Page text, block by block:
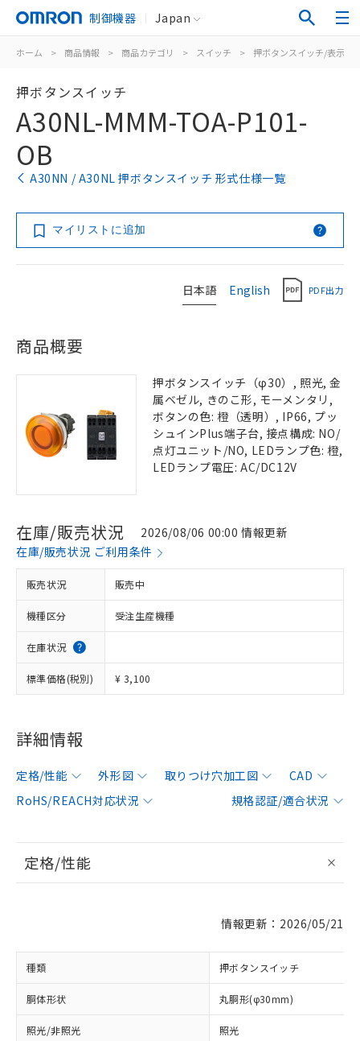
制御機器 Japan
ホーム > 商品情報 > 商品カテゴリ > スイッチ > 押ボタンスイッチ/表示灯
押ボタンスイッチ
A30NL-MMM-TOA-P101-
OB
A30NN / A30NL 押ボタンスイッチ 形式仕様一覧
マイリストに追加
日本語 English PDF出力
商品概要
押ボタンスイッチ（φ30）, 照光, 金
属ベゼル, きのこ形, モーメンタリ,
ボタンの色: 橙（透明）, IP66, プッ
シュインPlus端子台, 接点構成: NO/
点灯ユニット/NO, LEDランプ色: 橙,
LEDランプ電圧: AC/DC12V
在庫/販売状況
2026/08/06 00:00 情報更新
在庫/販売状況 ご利用条件
販売状況 販売中
機種区分 受注生産機種
在庫状況
標準価格(税別) ¥ 3,100
詳細情報
定格/性能 外形図 取りつけ穴加工図
CAD
RoHS/REACH対応状況
規格認証/適合状況
定格/性能
情報更新：2026/05/21
種類 押ボタンスイッチ
胴体形状 丸胴形(φ30mm)
照光/非照光 照光